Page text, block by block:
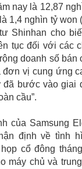
nay là 12,87
1,4 nghìn tỷ won
Shinhan cho
tục đối với các
doanh số bán
đơn vị cung ứng
đã bước vào giai
cầu”.
của Samsung
định về tình
cổ đông
máy chủ và